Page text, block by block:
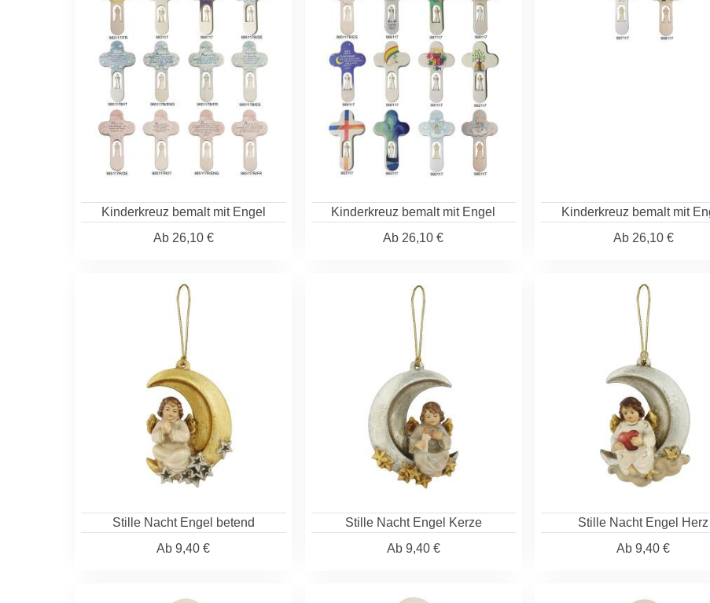
Kinderkreuz bemalt mit Engel
Ab26,10 €
Kinderkreuz bemalt mit Engel
Ab 26,10 €
Kinderkreuz bemalt mit
Ab26,10 €
Stille Nacht Engel betend
Ab 9,40 €
Stille Nacht Engel Kerze
Ab9,40 €
Stille Nacht Engel Herz
Ab 9,40 €